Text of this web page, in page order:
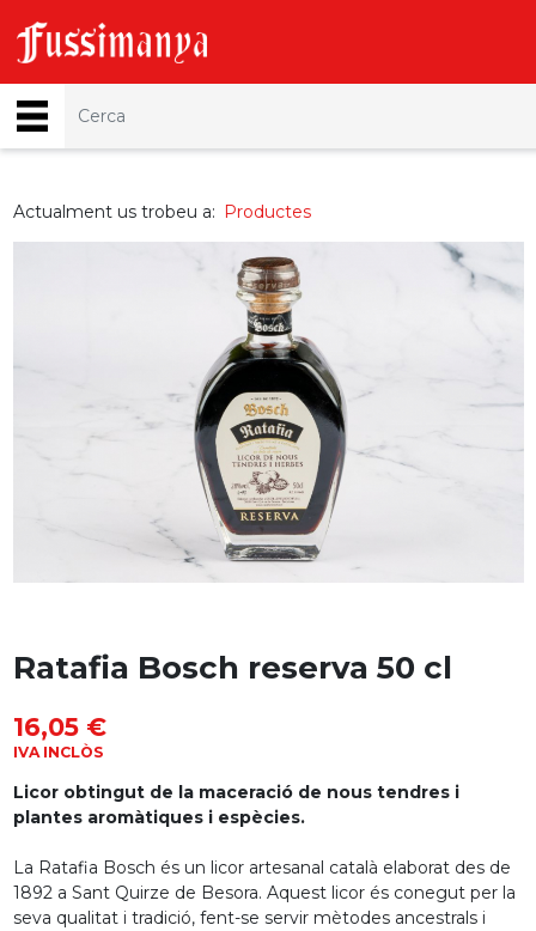
Actualment us trobeu a: Productes
Ratafia Bosch reserva 50 cl
16,05 €
IVA INCLÒS
Licor obtingut de la maceració de nous tendres i
plantes aromàtiques i espècies.
La Ratafia Bosch és un licor artesanal català elaborat des de
1892 a Sant Quirze de Besora. Aquest licor és conegut per la
seva qualitat i tradició, fent-se servir mètodes ancestrals i